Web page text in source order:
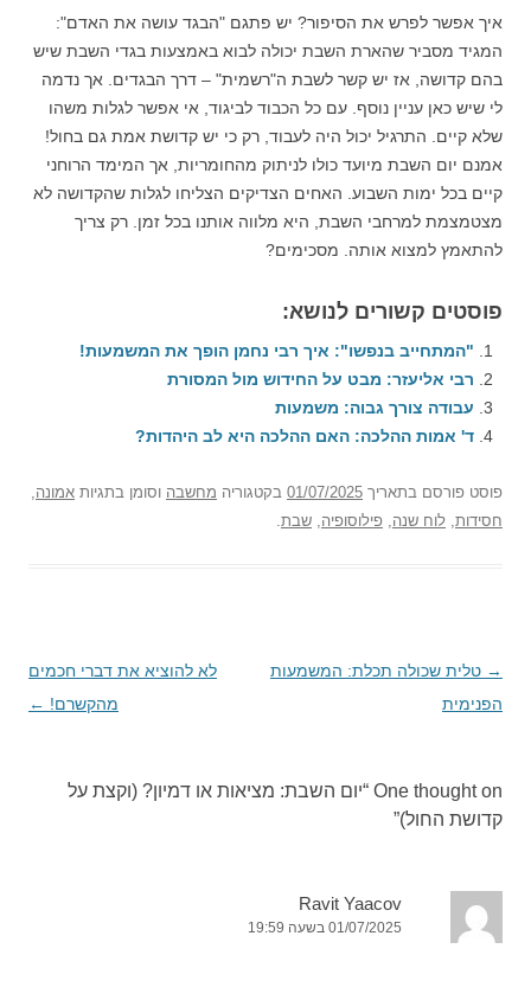
איך אפשר לפרש את הסיפור? יש פתגם "הבגד עושה את האדם":
המגיד מסביר שהארת השבת יכולה לבוא באמצעות בגדי השבת שיש
בהם קדושה, אז יש קשר לשבת ה"רשמית" – דרך הבגדים. אך נדמה
לי שיש כאן עניין נוסף. עם כל הכבוד לביגוד, אי אפשר לגלות משהו
שלא קיים. התרגיל יכול היה לעבוד, רק כי יש קדושת אמת גם בחול!
אמנם יום השבת מיועד כולו לניתוק מהחומריות, אך המימד הרוחני
קיים בכל ימות השבוע. האחים הצדיקים הצליחו לגלות שהקדושה לא
מצטמצמת למרחבי השבת, היא מלווה אותנו בכל זמן. רק צריך
להתאמץ למצוא אותה. מסכימים?
פוסטים קשורים לנושא:
"המתחייב בנפשו": איך רבי נחמן הופך את המשמעות!
רבי אליעזר: מבט על החידוש מול המסורת
עבודה צורך גבוה: משמעות
ד' אמות ההלכה: האם ההלכה היא לב היהדות?
פוסט פורסם בתאריך 01/07/2025 בקטגוריה מחשבה וסומן בתגיות אמונה
חסידות לוח שנה פילוסופיה שבת
ניווט
בפוסטים
→ טלית שכולה תכלת: המשמעות
הפנימית
לא להוציא את דברי חכמים
מהקשרם! ←
One thought on “ יום השבת: מציאות או דמיון? (וקצת על
קדושת החול)”
‪Ravit Yaacov‬‏
01/07/2025 בשעה 19:59